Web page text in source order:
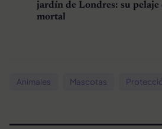
jardín de Londres: su
mortal
Animales Mascotas